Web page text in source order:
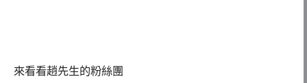
來看看趙先生的粉絲團